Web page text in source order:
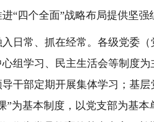
“四个全面”战略布局提供坚强
入日常、抓在经常。各级党委（
组学习、民主生活会等制度为
干部定期开展集体学习；基层
”为基本制度，以党支部为基本